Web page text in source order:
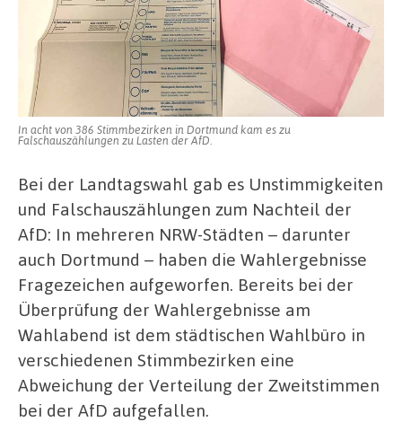
Partei
fordert
Neuauszählung
In acht von 386 Stimmbezirken in Dortmund kam es zu
Falschauszählungen zu Lasten der AfD.
Bei der Landtagswahl gab es Unstimmigkeiten
und Falschauszählungen zum Nachteil der
AfD: In mehreren NRW-Städten – darunter
auch Dortmund – haben die Wahlergebnisse
Fragezeichen aufgeworfen. Bereits bei der
Überprüfung der Wahlergebnisse am
Wahlabend ist dem städtischen Wahlbüro in
verschiedenen Stimmbezirken eine
Abweichung der Verteilung der Zweitstimmen
bei der AfD aufgefallen.